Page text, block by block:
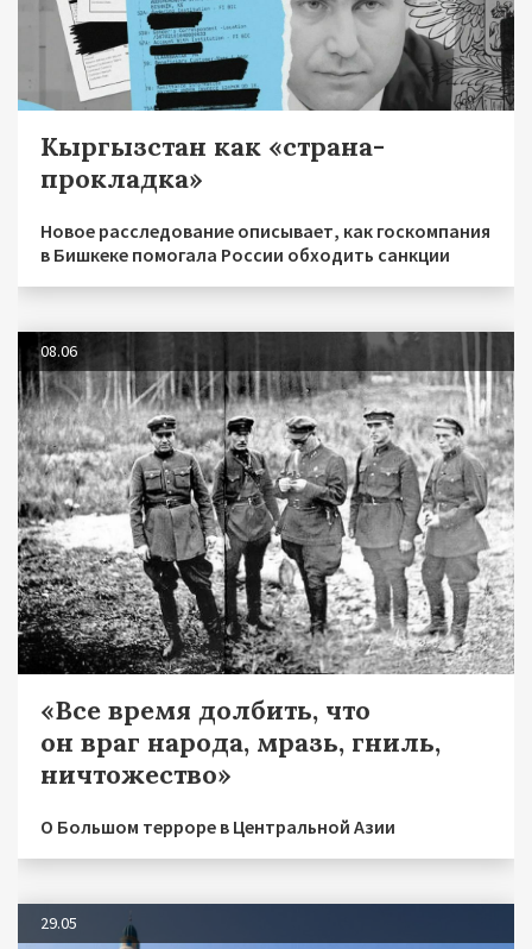
Кыргызстан как «страна-
прокладка»
Новое расследование описывает, как госкомпания
в Бишкеке помогала России обходить санкции
08.06
«Все время долбить, что
он враг народа, мразь, гниль,
ничтожество»
О Большом терроре в Центральной Азии
29.05